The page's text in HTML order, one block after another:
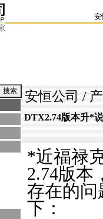
安
安恒公司 /
DTX2.74版本升*
*近福禄
2.74版本
存在的问
下：